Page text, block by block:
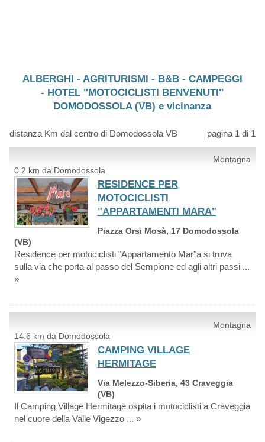
ALBERGHI - AGRITURISMI - B&B - CAMPEGGI
- HOTEL "MOTOCICLISTI BENVENUTI"
DOMODOSSOLA (VB) e vicinanza
distanza Km dal centro di Domodossola VB pagina 1 di 1
Montagna
0.2 km da Domodossola
RESIDENCE PER
MOTOCICLISTI
"APPARTAMENTI MARA"
Piazza Orsi Mosà, 17 Domodossola
(VB)
Residence per motociclisti "Appartamento Mar"a si trova
sulla via che porta al passo del Sempione ed agli altri passi ...
»
Montagna
14.6 km da Domodossola
CAMPING VILLAGE
HERMITAGE
Via Melezzo-Siberia, 43 Craveggia
(VB)
Il Camping Village Hermitage ospita i motociclisti a Craveggia
nel cuore della Valle Vigezzo ... »